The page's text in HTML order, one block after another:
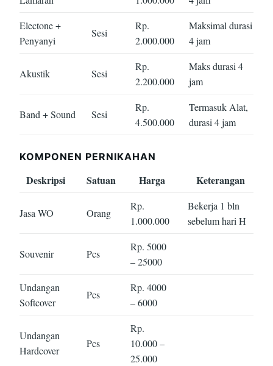
Electone +
Penyanyi
Sesi
Rp.
2.000.000
Maksimal durasi
4 jam
Akustik Sesi
Rp.
2.200.000
Maks durasi 4
jam
Band + Sound Sesi
Rp.
4.500.000
Termasuk Alat,
durasi 4 jam
KOMPONEN PERNIKAHAN
Deskripsi Satuan Harga Keterangan
Jasa WO Orang
Rp.
1.000.000
Bekerja 1 bln
sebelum hari H
Souvenir Pcs
Rp. 5000
– 25000
Undangan
Softcover
Pcs
Rp. 4000
– 6000
Undangan
Hardcover
Pcs
Rp.
10.000 –
25.000